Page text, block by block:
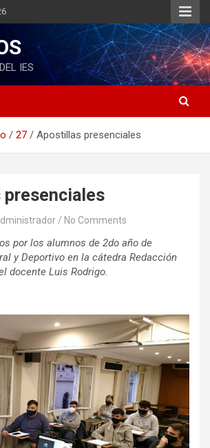
IES
27 Apostillas presenciales
No Comments
por los alumnos de 2do año de
y Deportivo en la cátedra Redacción
docente Luis Rodrigo.